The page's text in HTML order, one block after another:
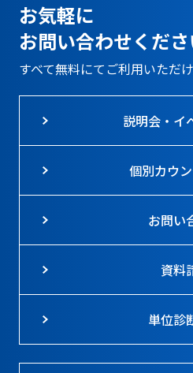
お気軽に
お問い合わせくださ
すべて無料にてご利用いただけ
説明会・イ
個別カウ
お問い
資料
単位診